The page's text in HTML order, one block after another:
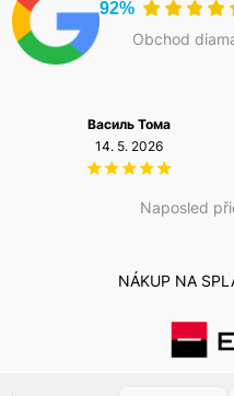
92%
Obchod
Naposled
Василь Тома
14. 5. 2026
NÁKUP NA